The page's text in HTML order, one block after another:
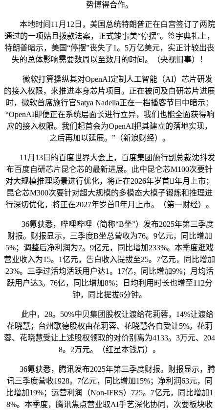
势博得合作。
本地时间11月12日，美国总统特朗普正在白宫签订了两院
通过的一项姑且拨款法案，正式竣事美“停摆”。签字典礼上，
特朗普暗示，美国“停摆”丧失了1。5万亿美元，实正计较出丧
失的总体影响需要数周以至数月的时间。（央视旧事）！
微软打算操纵其对OpenAI定制人工智能（AI）芯片研发
的接入权限，来推进本身芯片项目。正在被问及自研芯片进展
时，微软首席施行官Satya Nadella正在一档播客节目中暗示：
“OpenAI即便正在系统层面长进行立异，我们也能全面获得响
应的接入权限。我们起首会为OpenAI把其建立的落地实现，
之后再加以延展。”（新浪财经）。
11月13日的百度世界大会上，百度集团施行副总裁沈抖发
布百度自研芯片昆仑芯的最新进展。此中昆仑芯M100次要针
对大规模推理场景进行优化，将正在2026年岁首年月上市；
昆仑芯M300次要针对超大规模的多模态大模子锻炼和推理进
行深切优化，将正在2027年岁首年月上市。（第一财经）。
36氪获悉，哔哩哔哩（简称“B坐”）发布2025年第三季度
财报。财报显示，三季度B坐总营收为76。9亿元，同比增加
5%；调整后净利润为7。9亿元，同比增加233%。本季度逛戏
营业收入为15。1亿元，告白收入提拔至25。7亿元，同比增加
23%。三季过活均活跃用户达1。17亿，同比增加9%；月均活
跃用户达3。76亿，同比增加8%；日均利用时长也增至112分
钟，同比提拔6分钟。
此中，28。50%中贝集团股权让渡给花莉蓉，14%让渡给
花晓慧；台州歌德股权由花莉蓉、花晓慧各自受让5%。花莉
蓉、花晓慧受让上述股权领取的对价别离为4133。3万元、204
8。2万元。（红星本钱局）。
36氪获悉，腾讯发布2025年第三季度财报。财报显示，腾
讯三季度营收1928。7亿元，同比增加15%；净利润63元，同
比增加19%；运营利润（Non-IFRS）725。7亿元，同比增加1
8%。本季度，腾讯焦点营业取AI手艺深化协同，次要板块收